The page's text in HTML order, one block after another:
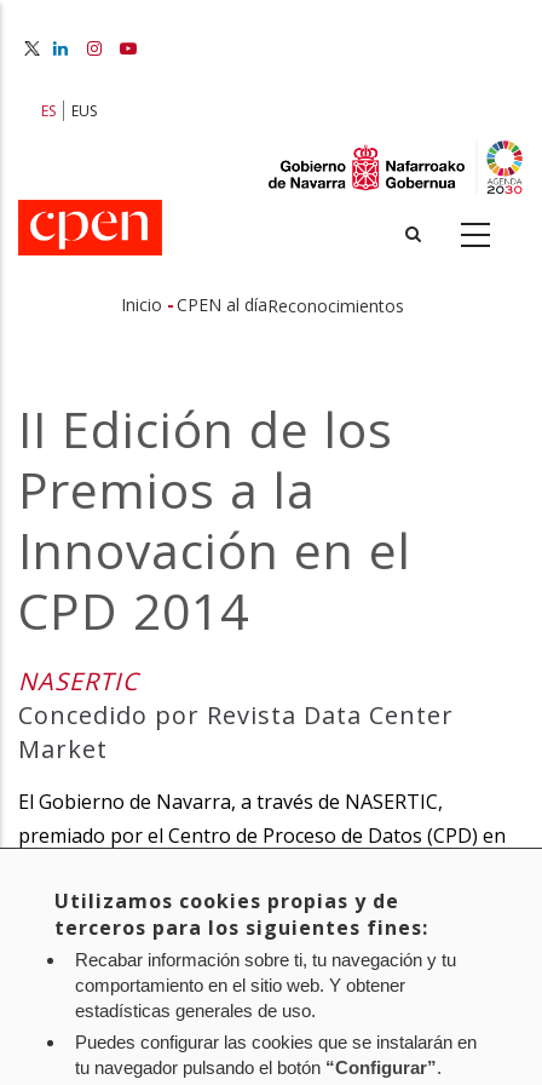
principal
ES EUS
de
ayuda
la
navegación
Inicio -CPEN al díaReconocimientos
II Edición de los
Premios a la
Innovación en el
CPD 2014
NASERTIC
Concedido por Revista Data Center
Market
El Gobierno de Navarra, a través de NASERTIC,
premiado por el Centro de Proceso de Datos (CPD) en
Leer artículo completo.
Utilizamos cookies propias y de
terceros para los siguientes fines:
Recabar información sobre ti, tu navegación y tu
comportamiento en el sitio web. Y obtener
estadísticas generales de uso.
Puedes configurar las cookies que se instalarán en
tu navegador pulsando el botón “Configurar”.